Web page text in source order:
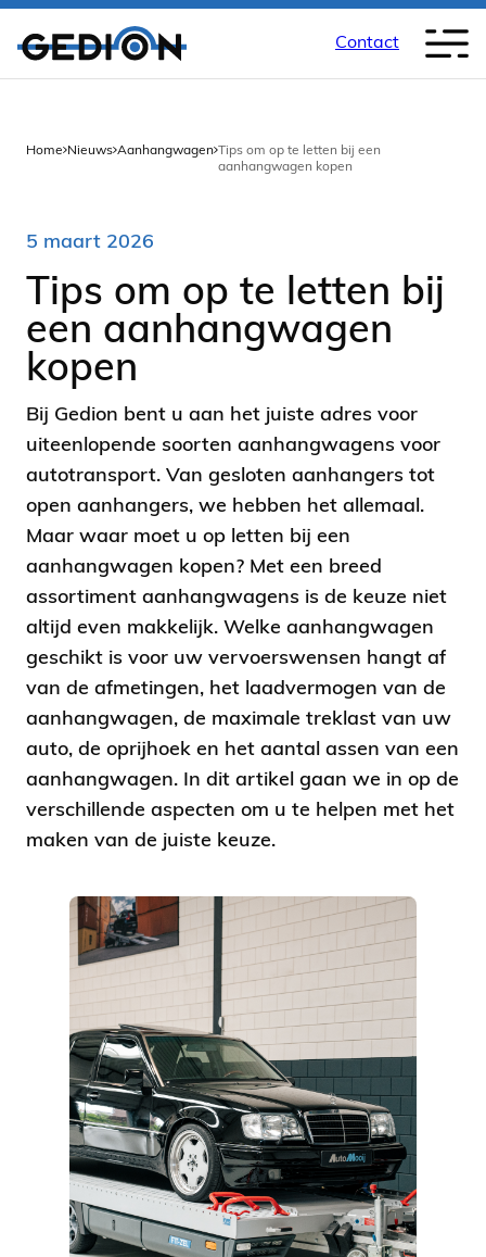
Contact
Home Nieuws Aanhangwagen Tips om op te letten bij een
aanhangwagen kopen
5 maart 2026
Tips om op te letten bij
een aanhangwagen
kopen
Bij Gedion bent u aan het juiste adres voor
uiteenlopende soorten aanhangwagens voor
autotransport. Van gesloten aanhangers tot
open aanhangers, we hebben het allemaal.
Maar waar moet u op letten bij een
aanhangwagen kopen? Met een breed
assortiment aanhangwagens is de keuze niet
altijd even makkelijk. Welke aanhangwagen
geschikt is voor uw vervoerswensen hangt af
van de afmetingen, het laadvermogen van de
aanhangwagen, de maximale treklast van uw
auto, de oprijhoek en het aantal assen van een
aanhangwagen. In dit artikel gaan we in op de
verschillende aspecten om u te helpen met het
maken van de juiste keuze.